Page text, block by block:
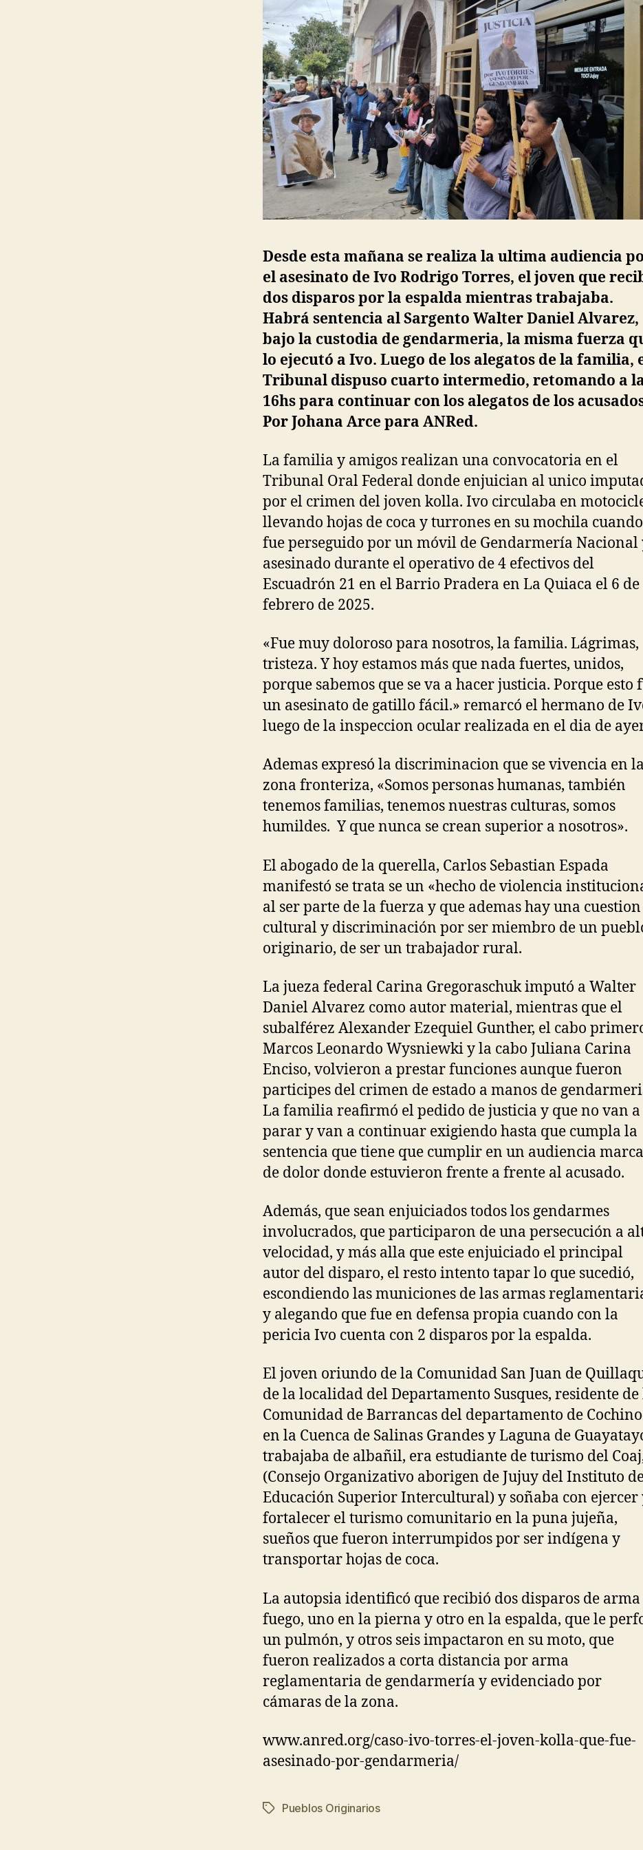
Desde esta mañana se realiza la ultima audiencia
el asesinato de Ivo Rodrigo Torres, el joven que
dos disparos por la espalda mientras trabajaba.
Habrá sentencia al Sargento Walter Daniel Alvarez,
bajo la custodia de gendarmeria, la misma fuerza
lo ejecutó a Ivo. Luego de los alegatos de la familia,
Tribunal dispuso cuarto intermedio, retomando a
16hs para continuar con los alegatos de los
Por Johana Arce para ANRed.
La familia y amigos realizan una convocatoria en el
Tribunal Oral Federal donde enjuician al unico
por el crimen del joven kolla. Ivo circulaba en
llevando hojas de coca y turrones en su mochila cuando
fue perseguido por un móvil de Gendarmería Nacional
asesinado durante el operativo de 4 efectivos del
Escuadrón 21 en el Barrio Pradera en La Quiaca el 6 de
febrero de 2025.
«Fue muy doloroso para nosotros, la familia. Lágrimas,
tristeza. Y hoy estamos más que nada fuertes, unidos,
porque sabemos que se va a hacer justicia. Porque esto
un asesinato de gatillo fácil.» remarcó el hermano de
luego de la inspeccion ocular realizada en el dia de
Ademas expresó la discriminacion que se vivencia en la
zona fronteriza, «Somos personas humanas, también
tenemos familias, tenemos nuestras culturas, somos
humildes. Y que nunca se crean superior a nosotros».
El abogado de la querella, Carlos Sebastian Espada
manifestó se trata se un «hecho de violencia
al ser parte de la fuerza y que ademas hay una cuestion
cultural y discriminación por ser miembro de un
originario, de ser un trabajador rural.
La jueza federal Carina Gregoraschuk imputó a Walter
Daniel Alvarez como autor material, mientras que el
subalférez Alexander Ezequiel Gunther, el cabo
Marcos Leonardo Wysniewki y la cabo Juliana Carina
Enciso, volvieron a prestar funciones aunque fueron
participes del crimen de estado a manos de
La familia reafirmó el pedido de justicia y que no van a
parar y van a continuar exigiendo hasta que cumpla la
sentencia que tiene que cumplir en un audiencia
de dolor donde estuvieron frente a frente al acusado.
Además, que sean enjuiciados todos los gendarmes
involucrados, que participaron de una persecución a
velocidad, y más alla que este enjuiciado el principal
autor del disparo, el resto intento tapar lo que sucedió,
escondiendo las municiones de las armas
y alegando que fue en defensa propia cuando con la
pericia Ivo cuenta con 2 disparos por la espalda.
El joven oriundo de la Comunidad San Juan de
de la localidad del Departamento Susques, residente de
Comunidad de Barrancas del departamento de
en la Cuenca de Salinas Grandes y Laguna de
trabajaba de albañil, era estudiante de turismo del
(Consejo Organizativo aborigen de Jujuy del Instituto
Educación Superior Intercultural) y soñaba con ejercer
fortalecer el turismo comunitario en la puna jujeña,
sueños que fueron interrumpidos por ser indígena y
transportar hojas de coca.
La autopsia identificó que recibió dos disparos de arma
fuego, uno en la pierna y otro en la espalda, que le
un pulmón, y otros seis impactaron en su moto, que
fueron realizados a corta distancia por arma
reglamentaria de gendarmería y evidenciado por
cámaras de la zona.
www.anred.org/caso-ivo-torres-el-joven-kolla-que-fue-
asesinado-por-gendarmeria/
Etiquetas
Pueblos Originarios